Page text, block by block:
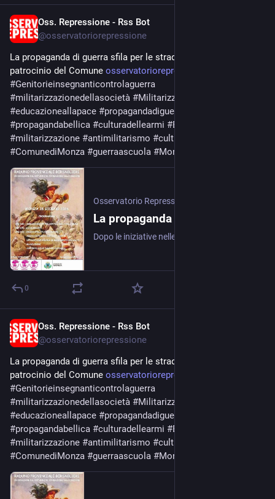
Oss. Repressione - Rss Bot
@osservatoriorepressione
La propaganda di guerra sfila per le strade di Monza con il
patrocinio del Comune osservatoriorepressione.info/l
#Genitorieinsegnanticontrolaguerra
#militarizzazionedellasocietà #Militarizzazionedellescuole
#educazioneallapace #propagandadiguerra
#propagandabellica #culturadellearmi #EsercitoItaliano
#militarizzazione #antimilitarismo #culturamilitare
#ComunediMonza #guerraascuola #MonzaeBrianza
Osservatorio Repressione
0
Oss. Repressione - Rss Bot
@osservatoriorepressione
La propaganda di guerra sfila per le strade di Monza con il
patrocinio del Comune osservatoriorepressione.info/l
#Genitorieinsegnanticontrolaguerra
#militarizzazionedellasocietà #Militarizzazionedellescuole
#educazioneallapace #propagandadiguerra
#propagandabellica #culturadellearmi #EsercitoItaliano
#militarizzazione #antimilitarismo #culturamilitare
#ComunediMonza #guerraascuola #MonzaeBrianza